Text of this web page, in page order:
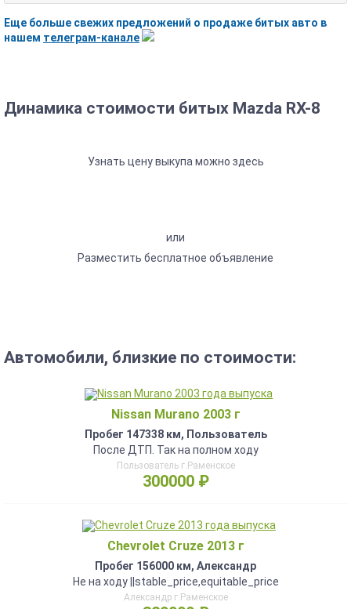
Еще больше свежих предложений о продаже битых авто в
нашем телеграм-канале
Динамика стоимости битых Mazda RX-8
Узнать цену выкупа можно здесь
или
Разместить бесплатное объявление
Автомобили, близкие по стоимости:
Nissan Murano 2003 г
Пробег 147338 км, Пользователь
После ДТП. Так на полном ходу
Пользователь г.Раменское
300000 ₽
Chevrolet Cruze 2013 г
Пробег 156000 км, Александр
Не на ходу ||stable_price,equitable_price
Александр г.Раменское